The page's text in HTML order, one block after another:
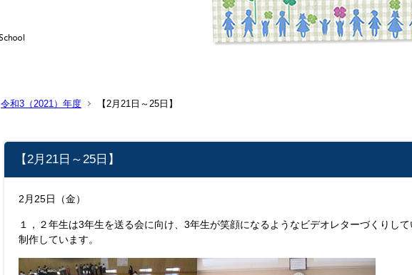
令和3（2021）年度 【2月21日～25日】
【2月21日～25日】
2月25日（金）
１，２年生は3年生を送る会に向け、3年生が笑顔になるようなビデオレターづくりし
制作しています。